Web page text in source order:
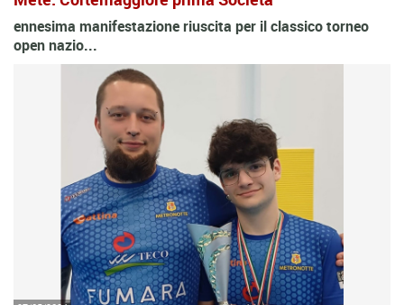
ennesima manifestazione riuscita per il classico torneo
open nazio...